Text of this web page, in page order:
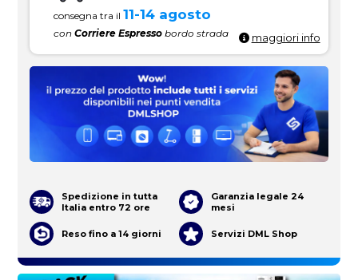
consegna tra il 11-14 agosto
conCorriere Espresso bordo strada maggiori info
Spedizione in tutta
Italia entro 72 ore
Garanzia legale 24
mesi
Reso fino a 14 giorni Servizi DML Shop